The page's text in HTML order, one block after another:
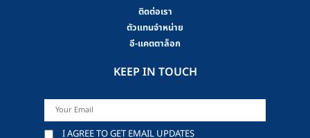
ติดต่อเรา
ตัวแทนจำหน่าย
อี-แคตตาล็อก
KEEP IN TOUCH
I AGREE TO GET EMAIL UPDATES